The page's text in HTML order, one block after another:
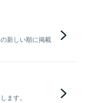
新しい順に掲載
ます。